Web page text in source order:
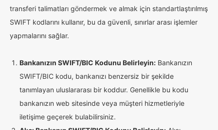
transferi talimatları göndermek ve almak için standartlaştırılmış
SWIFT kodlarını kullanır, bu da güvenli, sınırlar arası işlemler
yapmalarını sağlar.
Bankanızın SWIFT/BIC Kodunu Belirleyin: Bankanızın
SWIFT/BIC kodu, bankanızı benzersiz bir şekilde
tanımlayan uluslararası bir koddur. Genellikle bu kodu
bankanızın web sitesinde veya müşteri hizmetleriyle
iletişime geçerek bulabilirsiniz.